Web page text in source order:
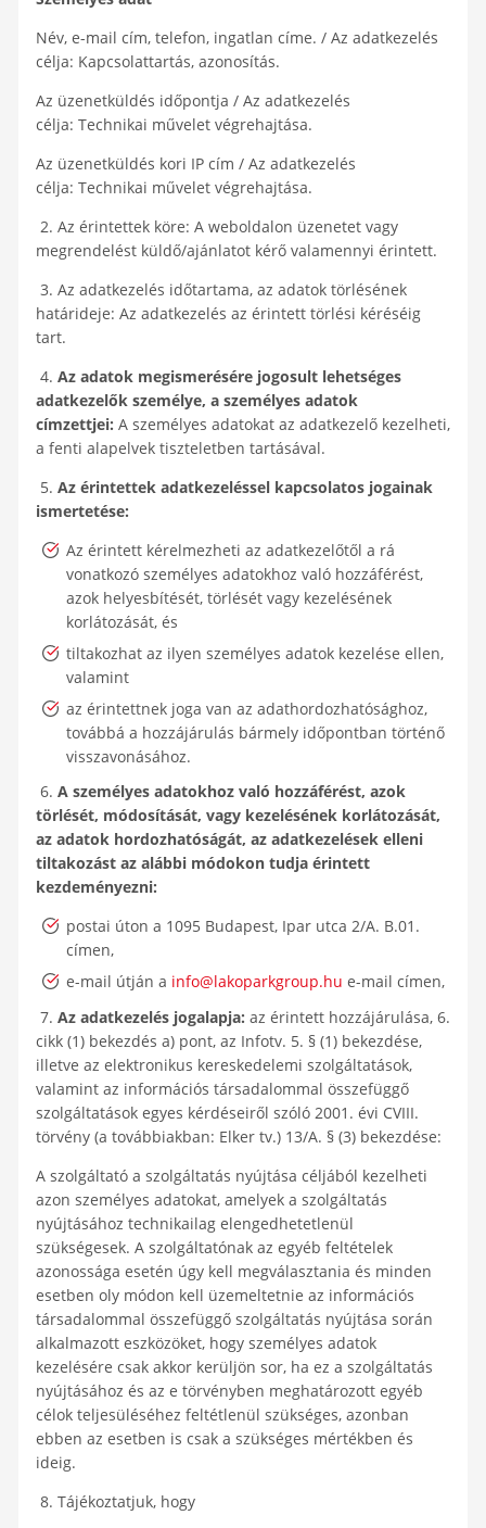
Név, e-mail cím, telefon, ingatlan címe. / Az adatkezelés
célja: Kapcsolattartás, azonosítás.
Az üzenetküldés időpontja / Az adatkezelés
célja: Technikai művelet végrehajtása.
Az üzenetküldés kori IP cím / Az adatkezelés
célja: Technikai művelet végrehajtása.
2. Az érintettek köre: A weboldalon üzenetet vagy
megrendelést küldő/ajánlatot kérő valamennyi érintett.
3. Az adatkezelés időtartama, az adatok törlésének
határideje: Az adatkezelés az érintett törlési kéréséig
tart.
4. Az adatok megismerésére jogosult lehetséges
adatkezelők személye, a személyes adatok
címzettjei: A személyes adatokat az adatkezelő kezelheti,
a fenti alapelvek tiszteletben tartásával.
5. Az érintettek adatkezeléssel kapcsolatos jogainak
ismertetése:
Az érintett kérelmezheti az adatkezelőtől a rá
vonatkozó személyes adatokhoz való hozzáférést,
azok helyesbítését, törlését vagy kezelésének
korlátozását, és
tiltakozhat az ilyen személyes adatok kezelése ellen,
valamint
az érintettnek joga van az adathordozhatósághoz,
továbbá a hozzájárulás bármely időpontban történő
visszavonásához.
6. A személyes adatokhoz való hozzáférést, azok
törlését, módosítását, vagy kezelésének korlátozását,
az adatok hordozhatóságát, az adatkezelések elleni
tiltakozást az alábbi módokon tudja érintett
kezdeményezni:
postai úton a 1095 Budapest, Ipar utca 2/A. B.01.
címen,
e-mail útján a info@lakoparkgroup.hu e-mail címen,
7. Az adatkezelés jogalapja: az érintett hozzájárulása, 6.
cikk (1) bekezdés a) pont, az Infotv. 5. § (1) bekezdése,
illetve az elektronikus kereskedelemi szolgáltatások,
valamint az információs társadalommal összefüggő
szolgáltatások egyes kérdéseiről szóló 2001. évi CVIII.
törvény (a továbbiakban: Elker tv.) 13/A. § (3) bekezdése:
A szolgáltató a szolgáltatás nyújtása céljából kezelheti
azon személyes adatokat, amelyek a szolgáltatás
nyújtásához technikailag elengedhetetlenül
szükségesek. A szolgáltatónak az egyéb feltételek
azonossága esetén úgy kell megválasztania és minden
esetben oly módon kell üzemeltetnie az információs
társadalommal összefüggő szolgáltatás nyújtása során
alkalmazott eszközöket, hogy személyes adatok
kezelésére csak akkor kerüljön sor, ha ez a szolgáltatás
nyújtásához és az e törvényben meghatározott egyéb
célok teljesüléséhez feltétlenül szükséges, azonban
ebben az esetben is csak a szükséges mértékben és
ideig.
8. Tájékoztatjuk, hogy